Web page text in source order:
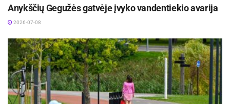
Anykščių Gegužės gatvėje įvyko vandentiekio avarija
2026-07-08